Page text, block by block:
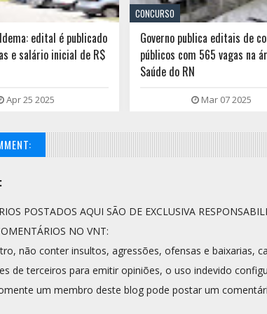
editais de concursos
vagas na área da
Mar 07 2025
CONCURSO
Inscrições no concurso para
da rede municipal de Natal;
POSTADOS AQUI SÃO DE EXCLUSIVA
NO VNT:
não conter insultos, agressões, ofensas e baixarias,
de terceiros para emitir opiniões, o uso indevido
um membro deste blog pode postar um